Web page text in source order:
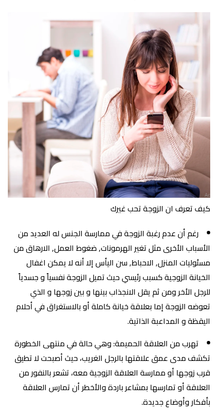
كيف تعرف ان الزوجة تحب غيرك
رغم أن عدم رغبة الزوجة في ممارسة الجنس له العديد من
الأسباب الأخرى مثل تغير الهرمونات, ضغوط العمل, الارهاق من
مسئوليات المنزل, الاحباط, سن اليأس إلا أنه لا يمكن اغفال
الخيانة الزوجية كسبب رئيسي حيث تميل الزوجة نفسياً و جسدياً
للرجل الأخر ومن ثم يقل الانجذاب بينها و بين زوجها و الذي
تعوضه الزوجة إما بعلاقة خيانة كاملة أو بالاستغراق في أحلام
اليقظة و المداعبة الذاتية.
تهرب من العلاقة الحميمة: وهي حالة في منتهى الخطورة
تكشف مدى عمق علاقتها بالرجل الغريب، حيث أصبحت لا تطيق
قرب زوجها أو ممارسة العلاقة الزوجية معه، تشعر بالنفور من
العلاقة أو تمارسها بمشاعر باردة والأخطر أن تمارس العلاقة
بأفكار وأوضاع جديدة.